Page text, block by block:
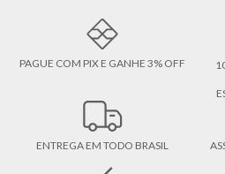
PAGUE COM PIX E GANHE 3% OFF
ENTREGA EM TODO BRASIL